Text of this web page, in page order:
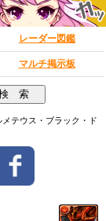
レーダー図鑑
マルチ掲示板
メテウス・ブラック・ド